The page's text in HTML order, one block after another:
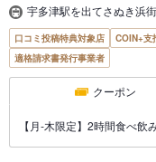
宇多津駅を出てさぬき浜
口コミ投稿特典対象店 COIN+支
適格請求書発行事業者
クーポン
【月‐木限定】2時間食べ